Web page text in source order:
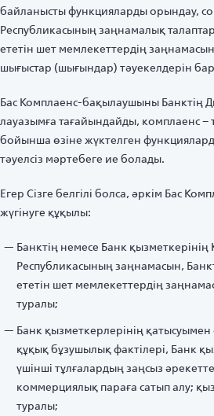
байланысты функцияларды орындау,
Республикасының заңнамалық
ететін шет мемлекеттердің
шығыстар (шығындар) тәуекелдерін
Бас Комплаенс-бақылаушыны Банктің
лауазымға тағайындайды, комплаенс –
бойынша өзіне жүктелген
тәуелсіз мәртебеге ие болады.
Егер Сізге белгілі болса, әркім Бас
жүгінуге құқылы:
Банктің немесе Банк қызметкерінің
Республикасының заңнамасын,
ететін шет мемлекеттердің
туралы;
Банк қызметкерлерінің
құқық бұзушылық фактілері, Банк
үшінші тұлғалардың заңсыз
коммерциялық параға сатып алу;
туралы;